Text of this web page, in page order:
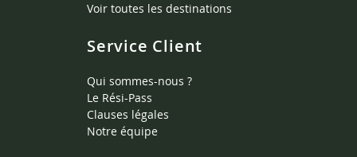
Voir toutes les destinations
Service Client
Qui sommes-nous ?
Le Rési-Pass
Clauses légales
Notre équipe